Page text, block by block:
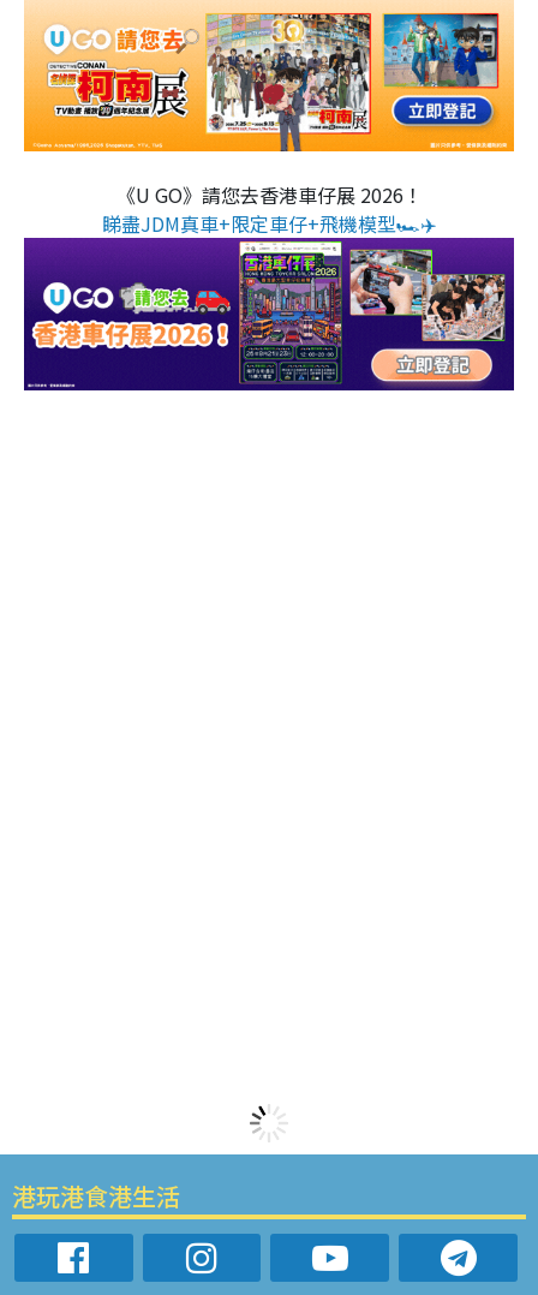
《U GO》請您去香港車仔展 2026！
睇盡JDM真車+限定車仔+飛機模型🏎️✈️
港玩港食港生活